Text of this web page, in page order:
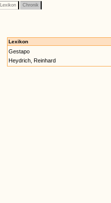
Lexikon Chronik
Lexikon
Gestapo
Heydrich, Reinhard